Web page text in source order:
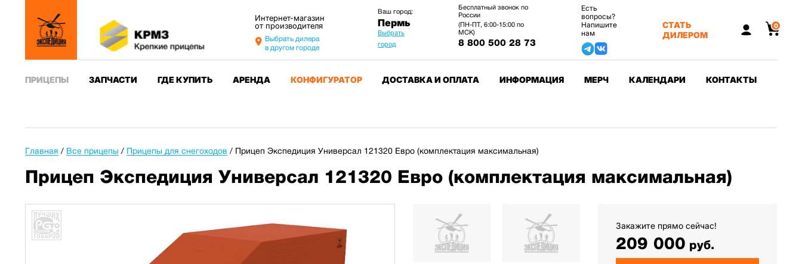
Интернет-магазин
от производителя
Выбрать дилера
в другом городе
Ваш город:
Пермь
Выбрать
город
Бесплатный звонок по
России
(ПН-ПТ, 6:00-15:00 по
МСК)
8 800 500 28 73
Есть
вопросы?
Напишите
нам
СТАТЬ
ДИЛЕРОМ
0
ПРИЦЕПЫ ЗАПЧАСТИ ГДЕ КУПИТЬ АРЕНДА КОНФИГУРАТОР ДОСТАВКА И ОПЛАТА ИНФОРМАЦИЯ МЕРЧ КАЛЕНДАРИ КОНТАКТЫ
Главная / Все прицепы / Прицепы для снегоходов / Прицеп Экспедиция Универсал 121320 Евро (комплектация максимальная)
Прицеп Экспедиция Универсал 121320 Евро (комплектация максимальная)
Закажите прямо сейчас!
209 000 руб.